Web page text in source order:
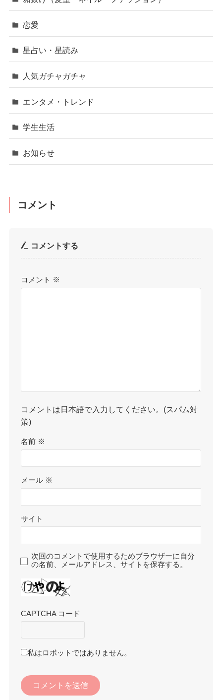
恋愛
星占い・星読み
人気ガチャガチャ
エンタメ・トレンド
学生生活
お知らせ
コメント
コメントする
コメント ※
コメントは日本語で入力してください。(スパム対
策)
名前 ※
メール ※
サイト
次回のコメントで使用するためブラウザーに自分
の名前、メールアドレス、サイトを保存する。
CAPTCHA コード
私はロボットではありません。